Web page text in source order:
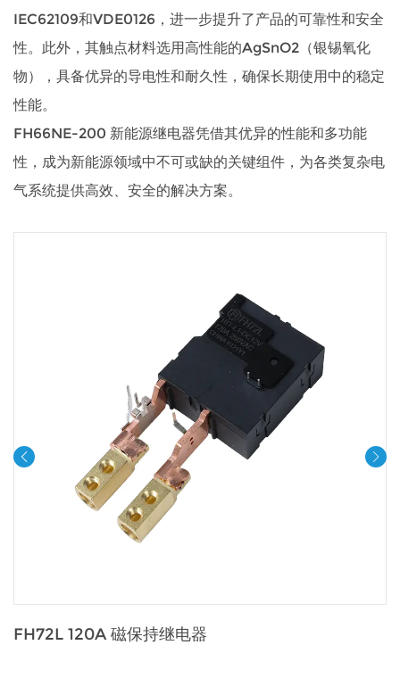
IEC62109和VDE0126，进一步提升了产品的可靠性和安全
性。此外，其触点材料选用高性能的AgSnO2（银锡氧化
物），具备优异的导电性和耐久性，确保长期使用中的稳定
性能。
FH66NE-200 新能源继电器凭借其优异的性能和多功能
性，成为新能源领域中不可或缺的关键组件，为各类复杂电
气系统提供高效、安全的解决方案。
FH72L 120A 磁保持继电器